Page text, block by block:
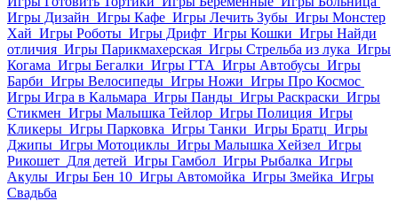
Игры Дизайн Игры Кафе Игры Лечить Зубы Игры Монстер
Хай Игры Роботы Игры Дрифт Игры Кошки Игры Найди
отличия Игры Парикмахерская Игры Стрельба из лука Игры
Когама Игры Бегалки Игры ГТА Игры Автобусы Игры
Барби Игры Велосипеды Игры Ножи Игры Про Космос
Игры Игра в Кальмара Игры Панды Игры Раскраски Игры
Стикмен Игры Малышка Тейлор Игры Полиция Игры
Кликеры Игры Парковка Игры Танки Игры Братц Игры
Джипы Игры Мотоциклы Игры Малышка Хейзел Игры
Рикошет Для детей Игры Гамбол Игры Рыбалка Игры
Акулы Игры Бен 10 Игры Автомойка Игры Змейка Игры
Свадьба